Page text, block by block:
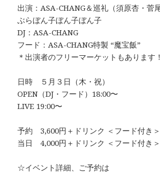
出演：ASA-CHANG＆巡礼（須原杏・菅
ぶらぼん子ぼん子ぼん子
DJ：ASA-CHANG
フード：ASA-CHANG特製 “魔宝飯”
＊出演者のフリーマーケットもあります！
日時 ５月３日（木・祝）
OPEN（DJ・フード）18:00〜
LIVE 19:00〜
予約 3,600円＋ドリンク ＜フード付き＞
当日 4,000円＋ドリンク ＜フード付き＞
☆イベント詳細、ご予約は